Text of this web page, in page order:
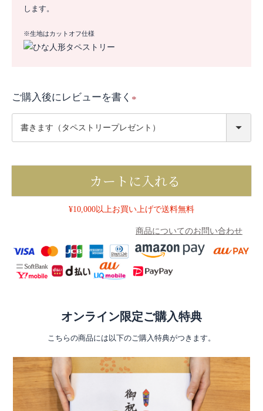
します。
※生地はカットオフ仕様
ご購入後にレビューを書く
(
カートに入れる
¥10,000以上お買い上げで送料無料
商品についてのお問い合わせ
オンライン限定ご購入特典
こちらの商品には以下のご購入特典がつきます。